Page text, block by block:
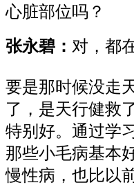
心脏部位吗？
张永碧： 对，都
要是那时候没走
了，是天行健救
特别好。通过学
那些小毛病基本
慢性病，也比以